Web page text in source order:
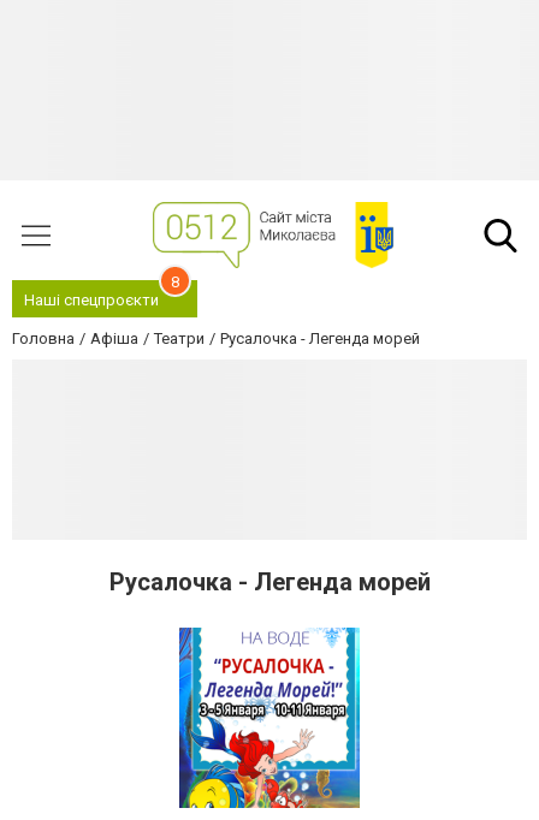
Наші спецпроєкти
8
Головна Афіша Театри Русалочка - Легенда морей
Русалочка - Легенда морей